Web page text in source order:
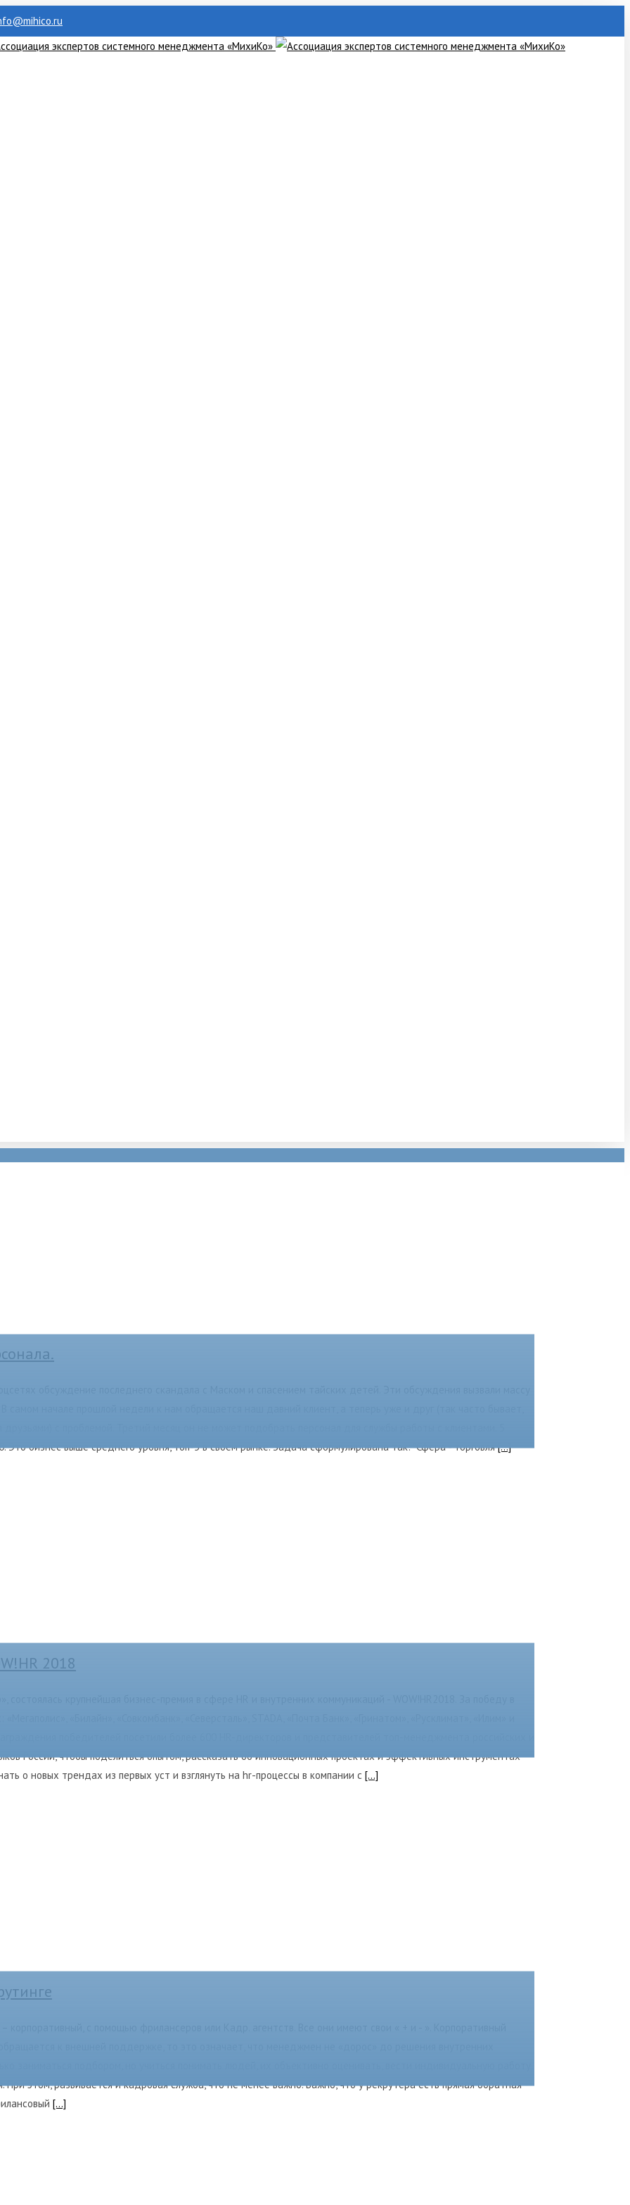
обсуждение последнего скандала с Маском и спасением тайских детей. Эти обсуждения вызвали массу
самом начале прошлой недели к нам обращается наш давний клиент, а теперь уже и друг (так часто бывает,
с проблемой. Третий месяц он не может подобрать персонал для службы работы с клиентами. 5
Это бизнес выше среднего уровня, топ-5 в своем рынке. Задача сформулирована так: "Сфера - торговля[...]
2018
крупнейшая бизнес-премия в сфере HR и внутренних коммуникаций - WOW!HR2018. За победу в
«Билайн», «Совкомбанк», «Северсталь», STADA, «Почта Банк», «Гринатом», «Русклимат», «Илим» и
победителей посетили более 600 HR-директоров и представителей топ-менеджмента российских и
России, чтобы поделиться опытом, рассказать об инновационных проектах и эффективных инструментах
о новых трендах из первых уст и взглянуть на hr-процессы в компании с [...]
корпоративный, с помощью фрилансеров или Кадр. агентств. Все они имеют свои « + и - ». Корпоративный
к внешней поддержке, то это означает, что менеджмен не «дорос» до решения внутренних
заниматься подбором, но учиться понимать людей, их объективно оценивать, вести индивидуальную работу
этом, развивается и кадровая служба, что не менее важно. Важно, что у рекрутера есть прямая обратная
[...]